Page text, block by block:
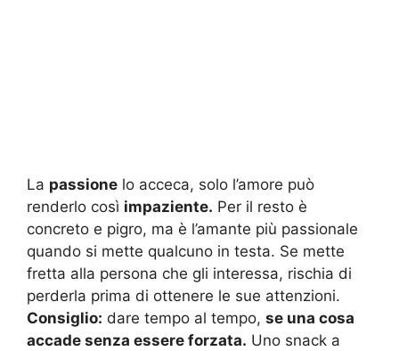
La passione lo acceca, solo l’amore può
renderlo così impaziente. Per il resto è
concreto e pigro, ma è l’amante più passionale
quando si mette qualcuno in testa. Se mette
fretta alla persona che gli interessa, rischia di
perderla prima di ottenere le sue attenzioni.
Consiglio: dare tempo al tempo, se una cosa
accade senza essere forzata. Uno snack a